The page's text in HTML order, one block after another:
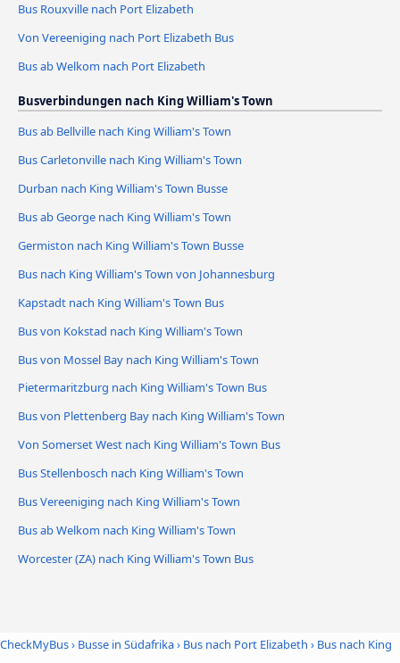
Bus Rouxville nach Port Elizabeth
Von Vereeniging nach Port Elizabeth Bus
Bus ab Welkom nach Port Elizabeth
Busverbindungen nach King William's Town
Bus ab Bellville nach King William's Town
Bus Carletonville nach King William's Town
Durban nach King William's Town Busse
Bus ab George nach King William's Town
Germiston nach King William's Town Busse
Bus nach King William's Town von Johannesburg
Kapstadt nach King William's Town Bus
Bus von Kokstad nach King William's Town
Bus von Mossel Bay nach King William's Town
Pietermaritzburg nach King William's Town Bus
Bus von Plettenberg Bay nach King William's Town
Von Somerset West nach King William's Town Bus
Bus Stellenbosch nach King William's Town
Bus Vereeniging nach King William's Town
Bus ab Welkom nach King William's Town
Worcester (ZA) nach King William's Town Bus
CheckMyBus› Busse in Südafrika› Bus nach Port Elizabeth › Bus nach King